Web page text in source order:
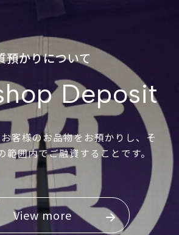
預かりについて
Deposit
客様のお品物をお預かりし、そ
範囲内でご融資することです。
View more